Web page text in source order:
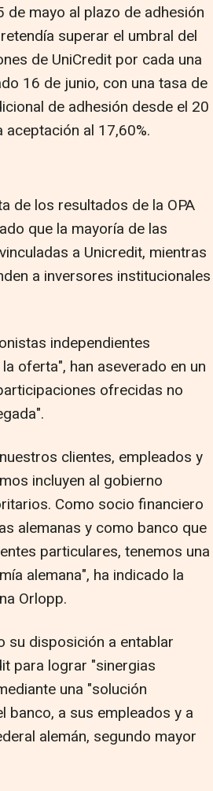
mayo al plazo de adhesión
superar el umbral del
de UniCredit por cada una
16 de junio, con una tasa de
de adhesión desde el 20
al 17,60%.
de los resultados de la OPA
que la mayoría de las
a Unicredit, mientras
a inversores institucionales
independientes
oferta", han aseverado en un
ofrecidas no
clientes, empleados y
incluyen al gobierno
Como socio financiero
alemanas y como banco que
particulares, tenemos una
alemana", ha indicado la
Orlopp.
su disposición a entablar
para lograr "sinergias
una "solución
banco, a sus empleados y a
alemán, segundo mayor